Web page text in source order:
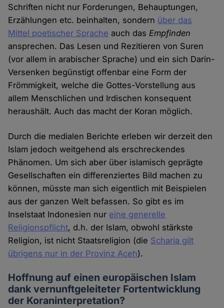
Schriften nicht nur Forderungen, Behauptungen,
Erzählungen etc. beinhalten, sondern über das
Mittel poetischer Sprache auch dasEmpfinden
ansprechen. Das Lesen und Rezitieren von Suren
(vor allem in arabischer Sprache) und ein sich Darin-
Versenken begünstigt offenbar eine Form der
Frömmigkeit, welche die Gottes-Vorstellung aus
allem Menschlichen und Irdischen konsequent
heraushält. Auch das macht der Koran möglich.
Durch die medialen Berichte erleben wir derzeit den
Islam jedoch weitgehend als erschreckendes
Phänomen. Um sich aber über islamisch geprägte
Gesellschaften ein differenziertes Bild machen zu
können, müsste man sich eigentlich mit Beispielen
aus der ganzen Welt befassen. So gibt es im
Inselstaat Indonesien nur eine generelle
Religionspflicht, d.h. der Islam, obwohl stärkste
Religion, ist nicht Staatsreligion (die Scharia gilt
übrigens nur in der Provinz Aceh).
Hoffnung auf einen europäischen Islam
dank vernunftgeleiteter Fortentwicklung
der Koraninterpretation?